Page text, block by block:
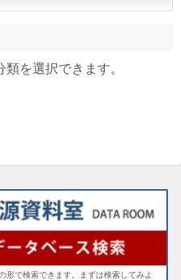
を選択できます。
形で検索できます。まずは検索してみよ